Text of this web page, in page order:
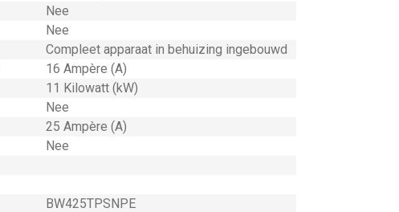
Nee
Nee
Compleet apparaat in behuizing ingebouwd
16 Ampère (A)
11 Kilowatt (kW)
Nee
25 Ampère (A)
Nee
BW425TPSNPE